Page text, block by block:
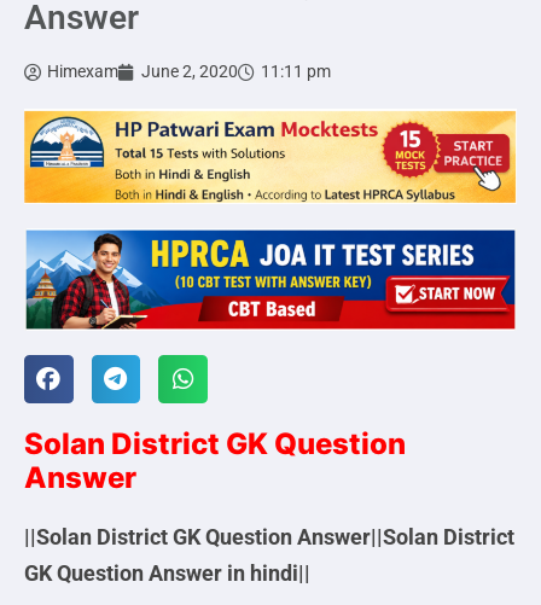
Answer
Himexam June 2, 2020 11:11 pm
Solan District GK Question
Answer
||Solan District GK Question Answer||Solan District
GK Question Answer in hindi||